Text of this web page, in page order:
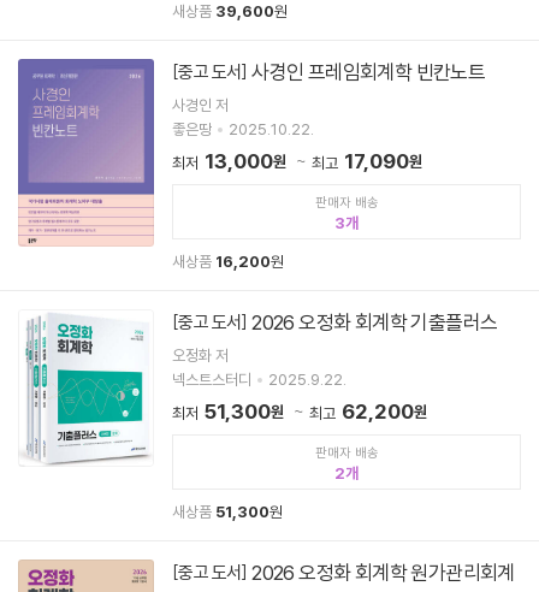
새상품 39,600원
[중고 도서] 사경인 프레임회계학 빈칸노트
사경인 저
좋은땅
2025.10.22.
최저 13,000원 최고 17,090원
판매자 배송
3
새상품 16,200원
[중고 도서] 2026 오정화 회계학 기출플러스
오정화 저
넥스트스터디
2025.9.22.
최저 51,300원 최고 62,200원
판매자 배송
2
새상품 51,300원
[중고 도서] 2026 오정화 회계학 원가관리회계